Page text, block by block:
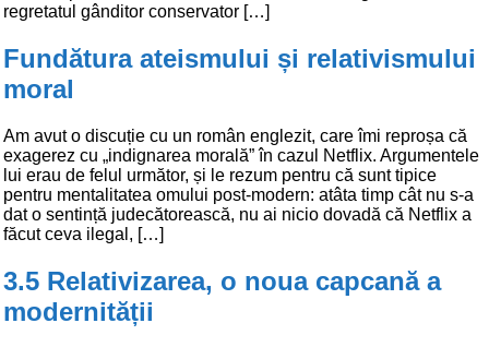
regretatul gânditor conservator […]
Fundătura ateismului și relativismului
moral
Am avut o discuție cu un român englezit, care îmi reproșa că
exagerez cu „indignarea morală” în cazul Netflix. Argumentele
lui erau de felul următor, și le rezum pentru că sunt tipice
pentru mentalitatea omului post-modern: atâta timp cât nu s-a
dat o sentință judecătorească, nu ai nicio dovadă că Netflix a
făcut ceva ilegal, […]
3.5 Relativizarea, o noua capcană a
modernității